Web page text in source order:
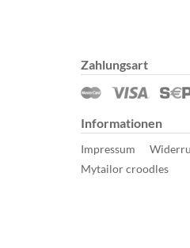
Zahlungsart
Informationen
Impressum
Mytailor croodles